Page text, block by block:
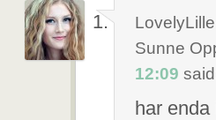
Sunne
12:09
har